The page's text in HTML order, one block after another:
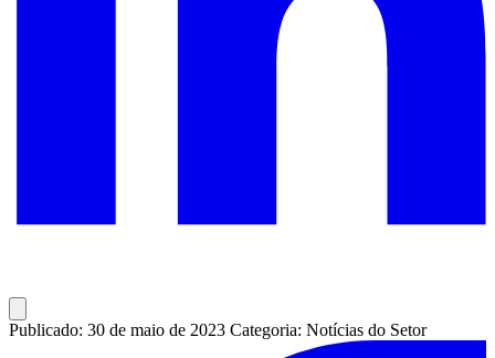
Publicado: 30 de maio de 2023 Categoria: Notícias do Setor